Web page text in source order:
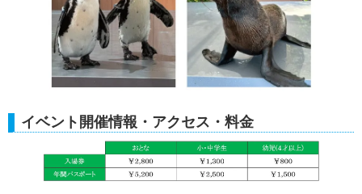
イベント開催情報・アクセス・料金